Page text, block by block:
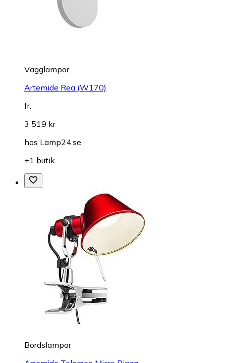
Vägglampor
Artemide Rea (W170)
fr.
3 519 kr
hos Lamp24.se
+1 butik
Bordslampor